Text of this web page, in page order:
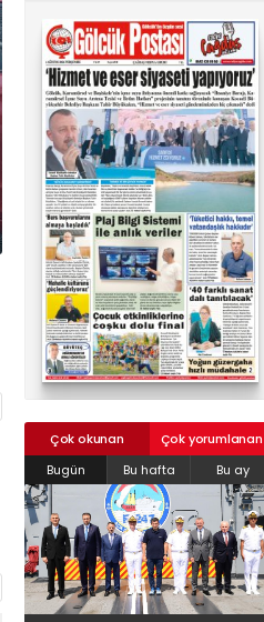
Çok okunan
Çok yorumlanan
Bugün
Bu hafta Bu ay